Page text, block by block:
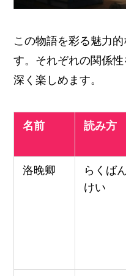
この物語を彩る魅力
す。それぞれの関係
深く楽しめます。
名前 読み方
洛晚卿
らくば
けい